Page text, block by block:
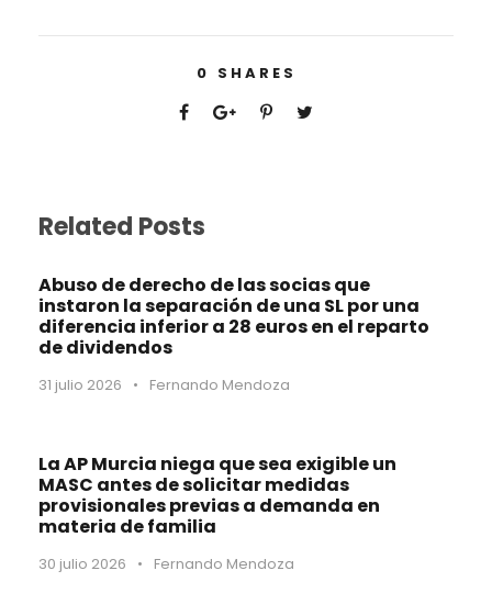
0 SHARES
Related Posts
Abuso de derecho de las socias que
instaron la separación de una SL por una
diferencia inferior a 28 euros en el reparto
de dividendos
31 julio 2026 • Fernando Mendoza
La AP Murcia niega que sea exigible un
MASC antes de solicitar medidas
provisionales previas a demanda en
materia de familia
30 julio 2026 • Fernando Mendoza